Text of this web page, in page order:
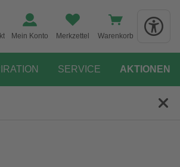
Mein Konto Merkzettel Warenkorb
SERVICE AKTIONEN